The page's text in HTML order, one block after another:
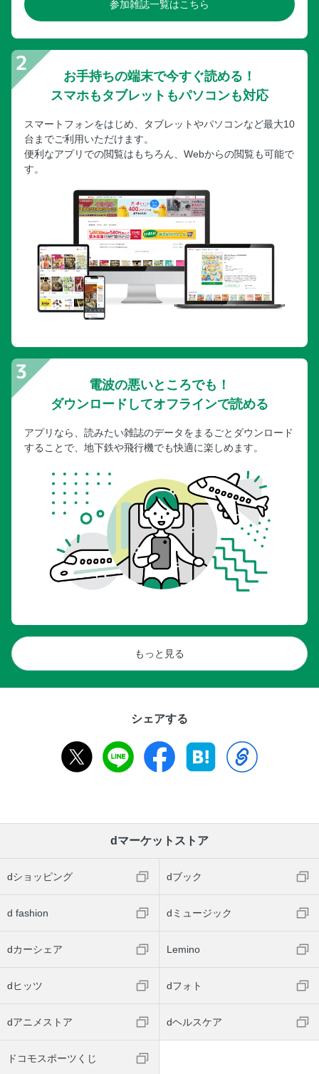
参加雑誌一覧はこちら
お手持ちの端末で今すぐ読める！
スマホもタブレットもパソコンも対応
スマートフォンをはじめ、タブレットやパソコンなど最大10
台までご利用いただけます。
便利なアプリでの閲覧はもちろん、Webからの閲覧も可能で
す。
電波の悪いところでも！
ダウンロードしてオフラインで読める
アプリなら、読みたい雑誌のデータをまるごとダウンロード
することで、地下鉄や飛行機でも快適に楽しめます。
もっと見る
シェアする
dマーケットストア
dショッピング dブック
d fashion dミュージック
dカーシェア Lemino
dヒッツ dフォト
dアニメストア dヘルスケア
ドコモスポーツくじ